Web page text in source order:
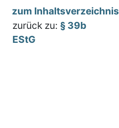
zum Inhaltsverzeichnis
zurück zu: § 39b
EStG